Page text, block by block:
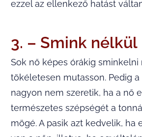
ezzel az ellenkező hatást
3. – Smink nélkül
Sok nő képes órákig sminkelni
tökéletesen mutasson. Pedig a
nagyon nem szeretik, ha a nő
természetes szépségét a
mögé. A pasik azt kedvelik, ha